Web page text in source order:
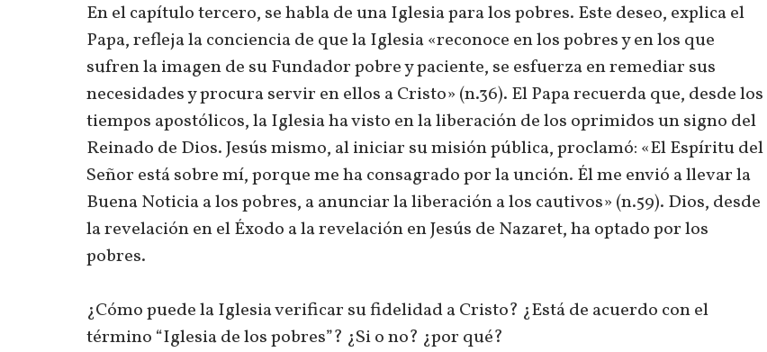
En el capítulo tercero, se habla de una Iglesia para los pobres. Este deseo, explica el
Papa, refleja la conciencia de que la Iglesia «reconoce en los pobres y en los que
sufren la imagen de su Fundador pobre y paciente, se esfuerza en remediar sus
necesidades y procura servir en ellos a Cristo» (n.36). El Papa recuerda que, desde los
tiempos apostólicos, la Iglesia ha visto en la liberación de los oprimidos un signo del
Reinado de Dios. Jesús mismo, al iniciar su misión pública, proclamó: «El Espíritu del
Señor está sobre mí, porque me ha consagrado por la unción. Él me envió a llevar la
Buena Noticia a los pobres, a anunciar la liberación a los cautivos» (n.59). Dios, desde
la revelación en el Éxodo a la revelación en Jesús de Nazaret, ha optado por los
pobres.
¿Cómo puede la Iglesia verificar su fidelidad a Cristo? ¿Está de acuerdo con el
término “Iglesia de los pobres”? ¿Si o no? ¿por qué?